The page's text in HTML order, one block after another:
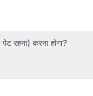
रहना) करना होगा?